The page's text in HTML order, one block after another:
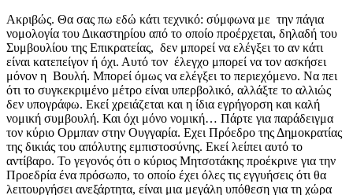
Ακριβώς. Θα σας πω εδώ κάτι τεχνικό: σύμφωνα με την πάγια
νομολογία του Δικαστηρίου από το οποίο προέρχεται, δηλαδή του
Συμβουλίου της Επικρατείας, δεν μπορεί να ελέγξει το αν κάτι
είναι κατεπείγον ή όχι. Αυτό τον έλεγχο μπορεί να τον ασκήσει
μόνον η Βουλή. Μπορεί όμως να ελέγξει το περιεχόμενο. Να πει
ότι το συγκεκριμένο μέτρο είναι υπερβολικό, αλλάξτε το αλλιώς
δεν υπογράφω. Εκεί χρειάζεται και η ίδια εγρήγορση και καλή
νομική συμβουλή. Και όχι μόνο νομική… Πάρτε για παράδειγμα
τον κύριο Ορμπαν στην Ουγγαρία. Εχει Πρόεδρο της Δημοκρατίας
της δικιάς του απόλυτης εμπιστοσύνης. Εκεί λείπει αυτό το
αντίβαρο. Το γεγονός ότι ο κύριος Μητσοτάκης προέκρινε για την
Προεδρία ένα πρόσωπο, το οποίο έχει όλες τις εγγυήσεις ότι θα
λειτουργήσει ανεξάρτητα, είναι μια μεγάλη υπόθεση για τη χώρα